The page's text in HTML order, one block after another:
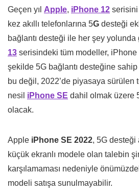
Geçen yıl Apple, iPhone 12
kez akıllı telefonlarına 5G desteği
bağlantı desteği ile her şey yolunda
13 serisindeki tüm modeller,
şekilde 5G bağlantı desteğine
bu değil, 2022’de piyasaya sürülen
nesil iPhone SE dahil olmak üzere
olacak.
Apple iPhone SE 2022, 5G desteği
küçük ekranlı modele olan talebin
karşılamaması nedeniyle
modeli satışa sunulmayabilir.